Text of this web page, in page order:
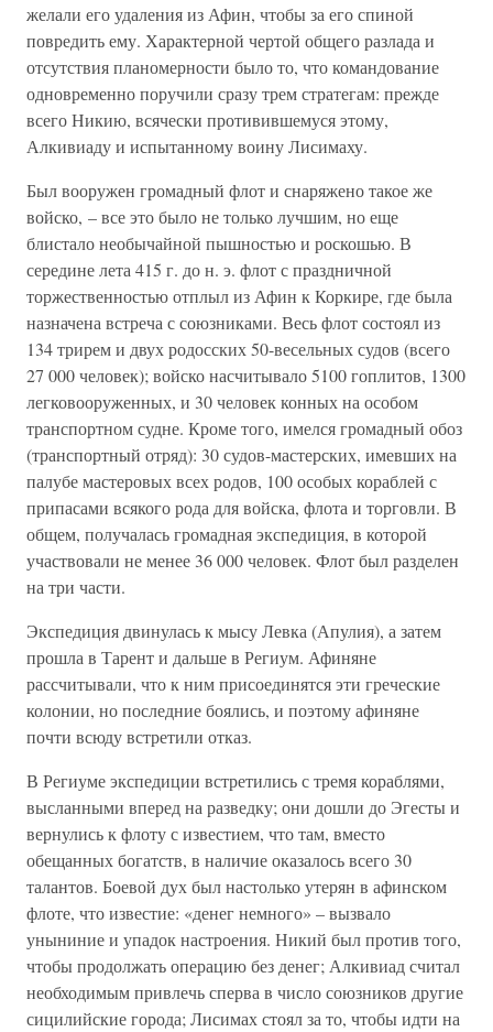
желали его удаления из Афин, чтобы за его спиной
повредить ему. Характерной чертой общего разлада и
отсутствия планомерности было то, что командование
одновременно поручили сразу трем стратегам: прежде
всего Никию, всячески противившемуся этому,
Алкивиаду и испытанному воину Лисимаху.
Был вооружен громадный флот и снаряжено такое же
войско, – все это было не только лучшим, но еще
блистало необычайной пышностью и роскошью. В
середине лета 415 г. до н. э. флот с праздничной
торжественностью отплыл из Афин к Коркире, где была
назначена встреча с союзниками. Весь флот состоял из
134 трирем и двух родосских 50-весельных судов (всего
27 000 человек); войско насчитывало 5100 гоплитов, 1300
легковооруженных, и 30 человек конных на особом
транспортном судне. Кроме того, имелся громадный обоз
(транспортный отряд): 30 судов-мастерских, имевших на
палубе мастеровых всех родов, 100 особых кораблей с
припасами всякого рода для войска, флота и торговли. В
общем, получалась громадная экспедиция, в которой
участвовали не менее 36 000 человек. Флот был разделен
на три части.
Экспедиция двинулась к мысу Левка (Апулия), а затем
прошла в Тарент и дальше в Региум. Афиняне
рассчитывали, что к ним присоединятся эти греческие
колонии, но последние боялись, и поэтому афиняне
почти всюду встретили отказ.
В Региуме экспедиции встретились с тремя кораблями,
высланными вперед на разведку; они дошли до Эгесты и
вернулись к флоту с известием, что там, вместо
обещанных богатств, в наличие оказалось всего 30
талантов. Боевой дух был настолько утерян в афинском
флоте, что известие: «денег немного» – вызвало
уныниние и упадок настроения. Никий был против того,
чтобы продолжать операцию без денег; Алкивиад считал
необходимым привлечь сперва в число союзников другие
сицилийские города; Лисимах стоял за то, чтобы идти на